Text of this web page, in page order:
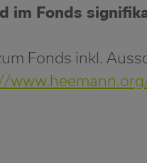
im Fonds
Fonds inkl.